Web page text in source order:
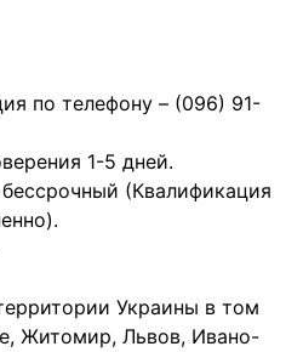
по телефону – (096) 91-
1-5 дней.
(Квалификация
Украины в том
Житомир, Львов, Ивано-